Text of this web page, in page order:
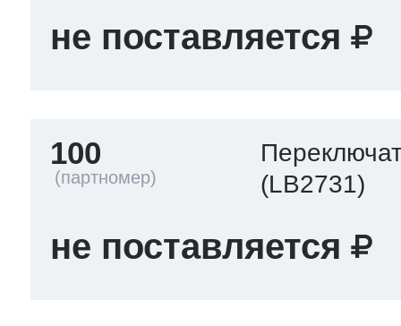
не поставляется
100
(LB2731)
не поставляется